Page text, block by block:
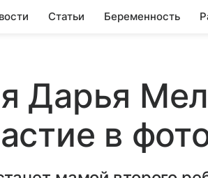
Статьи Беременность
Дарья
в